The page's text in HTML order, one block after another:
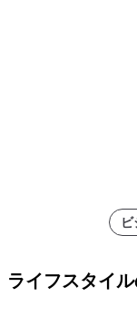
ライフスタイ